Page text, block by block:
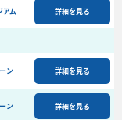
プ
約
アム 詳細を見る
ン 詳細を見る
ン 詳細を見る